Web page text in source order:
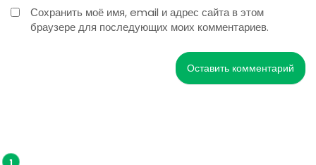
Сохранить моё имя, email и адрес сайта в этом
браузере для последующих моих комментариев.